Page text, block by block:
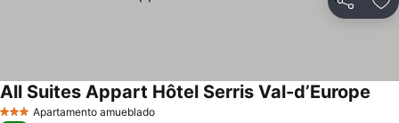
Compartir
3 EstrellasApartamento amueblado
All Suites Appart Hôtel Serris Val-d’Europe